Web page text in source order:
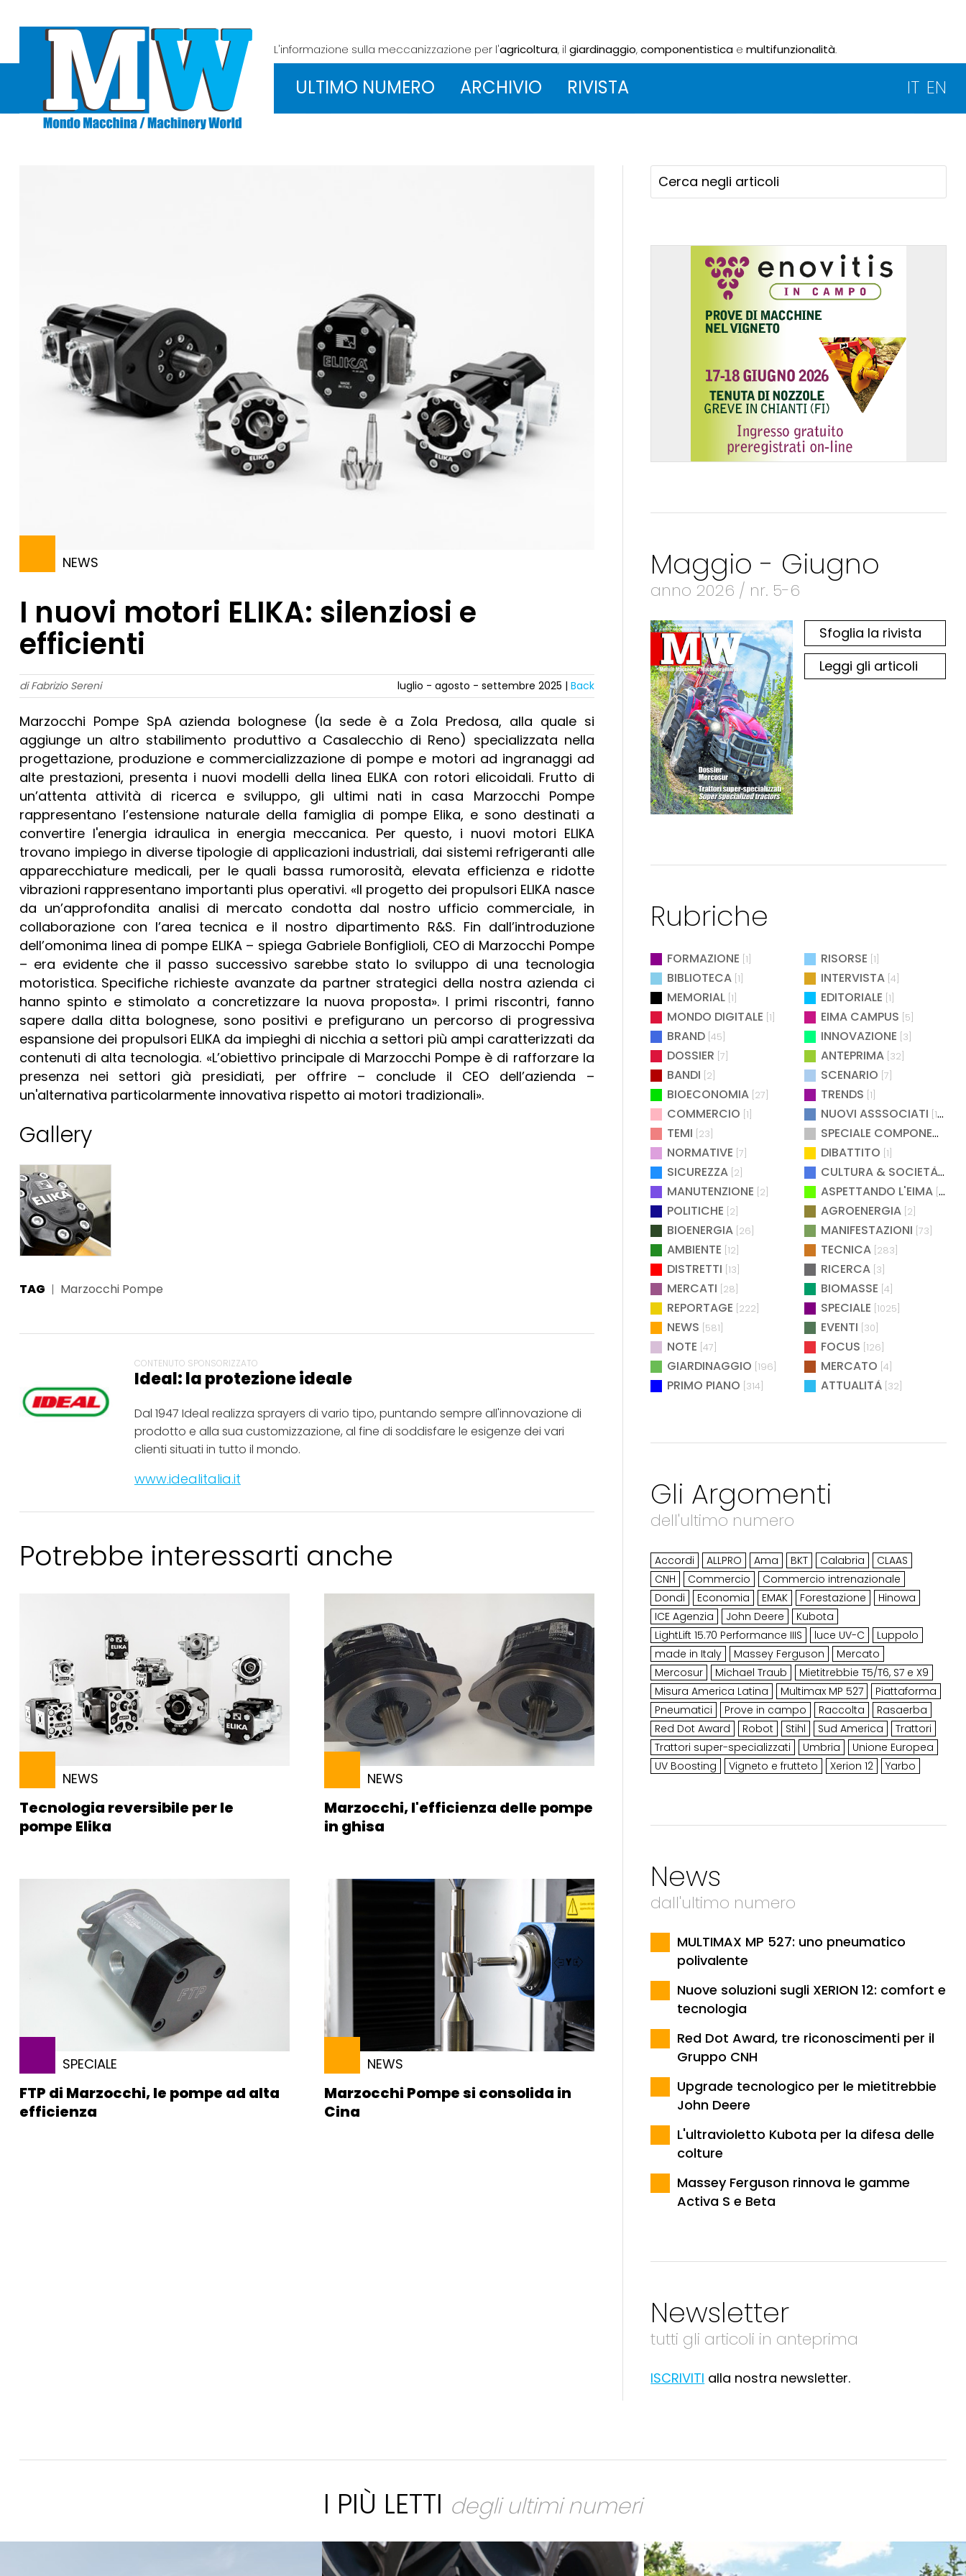
L'informazione sulla meccanizzazione per l'agricoltura, il giardinaggio,componentisticae multifunzionalità.
ULTIMO NUMERO ARCHIVIO RIVISTA IT EN
NEWS
I nuovi motori ELIKA: silenziosi e
efficienti
di Fabrizio Sereni luglio - agosto - settembre 2025 | Back
Marzocchi Pompe SpA azienda bolognese (la sede è a Zola Predosa, alla quale si
aggiunge un altro stabilimento produttivo a Casalecchio di Reno) specializzata nella
progettazione, produzione e commercializzazione di pompe e motori ad ingranaggi ad
alte prestazioni, presenta i nuovi modelli della linea ELIKA con rotori elicoidali. Frutto di
un’attenta attività di ricerca e sviluppo, gli ultimi nati in casa Marzocchi Pompe
rappresentano l’estensione naturale della famiglia di pompe Elika, e sono destinati a
convertire l'energia idraulica in energia meccanica. Per questo, i nuovi motori ELIKA
trovano impiego in diverse tipologie di applicazioni industriali, dai sistemi refrigeranti alle
apparecchiature medicali, per le quali bassa rumorosità, elevata efficienza e ridotte
vibrazioni rappresentano importanti plus operativi. «Il progetto dei propulsori ELIKA nasce
da un’approfondita analisi di mercato condotta dal nostro ufficio commerciale, in
collaborazione con l’area tecnica e il nostro dipartimento R&S. Fin dall’introduzione
dell’omonima linea di pompe ELIKA – spiega Gabriele Bonfiglioli, CEO di Marzocchi Pompe
– era evidente che il passo successivo sarebbe stato lo sviluppo di una tecnologia
motoristica. Specifiche richieste avanzate da partner strategici della nostra azienda ci
hanno spinto e stimolato a concretizzare la nuova proposta». I primi riscontri, fanno
sapere dalla ditta bolognese, sono positivi e prefigurano un percorso di progressiva
espansione dei propulsori ELIKA da impieghi di nicchia a settori più ampi caratterizzati da
contenuti di alta tecnologia. «L’obiettivo principale di Marzocchi Pompe è di rafforzare la
presenza nei settori già presidiati, per offrire – conclude il CEO dell’azienda –
un'alternativa particolarmente innovativa rispetto ai motori tradizionali».
Gallery
TAG Marzocchi Pompe
CONTENUTO SPONSORIZZATO
Ideal: la protezione ideale
Dal 1947 Ideal realizza sprayers di vario tipo, puntando sempre all'innovazione di
prodotto e alla sua customizzazione, al fine di soddisfare le esigenze dei vari
clienti situati in tutto il mondo.
www.idealitalia.it
Potrebbe interessarti anche
NEWS
Tecnologia reversibile per le
pompe Elika
NEWS
Marzocchi, l'efficienza delle pompe
in ghisa
SPECIALE
FTP di Marzocchi, le pompe ad alta
efficienza
NEWS
Marzocchi Pompe si consolida in
Cina
Maggio - Giugno
anno 2026 / nr. 5-6
Sfoglia la rivista
Leggi gli articoli
Rubriche
FORMAZIONE [1] RISORSE [1]
BIBLIOTECA [1] INTERVISTA [4]
MEMORIAL [1] EDITORIALE [1]
MONDO DIGITALE [1] EIMA CAMPUS [5]
BRAND [45] INNOVAZIONE [3]
DOSSIER [7] ANTEPRIMA [32]
BANDI [2] SCENARIO [7]
BIOECONOMIA [27] TRENDS [1]
COMMERCIO [1] NUOVI ASSSOCIATI [15]
TEMI [23]
SPECIALE COMPONENTISTICA
NORMATIVE [7] DIBATTITO [1]
SICUREZZA [2] CULTURA & SOCIETÀ[2]
MANUTENZIONE [2] ASPETTANDO L'EIMA [4]
POLITICHE [2] AGROENERGIA [2]
BIOENERGIA [26] MANIFESTAZIONI [73]
AMBIENTE [12] TECNICA [283]
DISTRETTI [13] RICERCA [3]
MERCATI [28] BIOMASSE [4]
REPORTAGE [222] SPECIALE [1025]
NEWS [581] EVENTI [30]
NOTE [47] FOCUS [126]
GIARDINAGGIO [196] MERCATO [4]
PRIMO PIANO [314] ATTUALITÀ [32]
Gli Argomenti
dell'ultimo numero
Accordi ALLPRO Ama BKT Calabria
CLAAS
CNH
Commercio
Commercio intrenazionale
Dondi
Economia EMAK Forestazione
Hinowa
ICE Agenzia
John Deere
Kubota
LightLift 15.70 Performance IIIS
luce UV-C
Luppolo
made in Italy
Massey Ferguson
Mercato
Mercosur
Michael Traub
Mietitrebbie T5/T6, S7 e X9
Misura America Latina
Multimax MP 527
Piattaforma
Pneumatici
Prove in campo Raccolta
Rasaerba
Red Dot Award
Robot Stihl Sud America
Trattori
Trattori super-specializzati
Umbria
Unione Europea
UV Boosting
Vigneto e frutteto Xerion 12 Yarbo
News
dall'ultimo numero
MULTIMAX MP 527: uno pneumatico
polivalente
Nuove soluzioni sugli XERION 12: comfort e
tecnologia
Red Dot Award, tre riconoscimenti per il
Gruppo CNH
Upgrade tecnologico per le mietitrebbie
John Deere
L'ultravioletto Kubota per la difesa delle
colture
Massey Ferguson rinnova le gamme
Activa S e Beta
Newsletter
tutti gli articoli in anteprima
ISCRIVITI alla nostra newsletter.
I PIÙ LETTI degli ultimi numeri